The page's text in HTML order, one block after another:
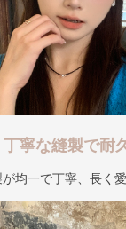
丁寧な縫製で耐
均一で丁寧、長く